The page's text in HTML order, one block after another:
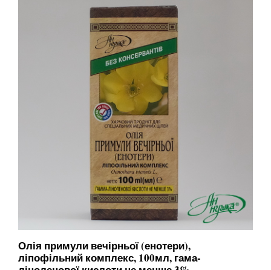
Олія примули вечірньої (енотери),
ліпофільний комплекс, 100мл, гама-